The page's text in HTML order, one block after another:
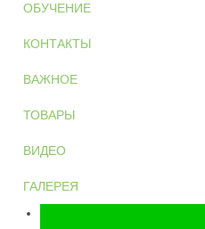
ОБУЧЕНИЕ
КОНТАКТЫ
ВАЖНОЕ
ТОВАРЫ
ВИДЕО
ГАЛЕРЕЯ